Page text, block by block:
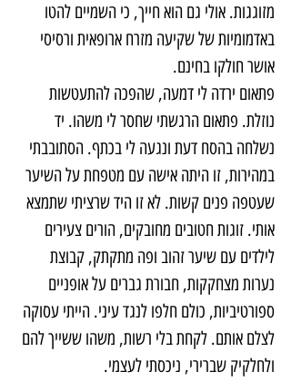
מזוגגות. אולי גם הוא חייך, כי השמיים להטו
באדמומיות של שקיעה מזרח ארופאית ורסיסי
אושר חולקו בחינם.
פתאום ירדה לי דמעה, שהפכה להתעטשות
נוזלת. פתאום הרגשתי שחסר לי משהו. יד
נשלחה בהסח דעת ונגעה לי בכתף. הסתובבתי
במהירות, זו היתה אישה עם מטפחת על השיער
שעטפה פנים קשות. לא זו היד שרציתי שתמצא
אותי. זוגות חטובים מחובקים, הורים צעירים
לילדים עם שיער זהוב ופה מתקתק, קבוצת
נערות מצחקקות, חבורת גברים על אופניים
ספורטיביות, כולם חלפו לנגד עיני. הייתי עסוקה
לצלם אותם. לקחת בלי רשות, משהו ששייך להם
ולחלקיק שברירי, ניכסתי לעצמי.